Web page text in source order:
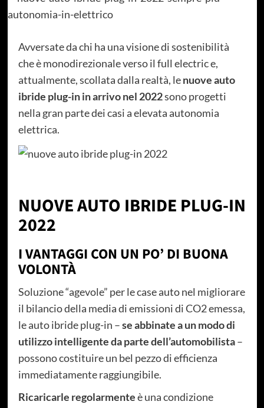
Avversate da chi ha una visione di sostenibilità
che è monodirezionale verso il full electric e,
attualmente, scollata dalla realtà, lenuove auto
ibride plug-in in arrivo nel 2022sono progetti
nella gran parte dei casi a elevata autonomia
elettrica.
NUOVE AUTO IBRIDE PLUG-IN
2022
I VANTAGGI CON UN PO’ DI BUONA
VOLONTÀ
Soluzione “agevole” per le case auto nel migliorare
il bilancio della media di emissioni di CO2 emessa,
le auto ibride plug-in –se abbinate a un modo di
utilizzo intelligente da parte dell’automobilista–
possono costituire un bel pezzo di efficienza
immediatamente raggiungibile.
Ricaricarle regolarmenteè una condizione